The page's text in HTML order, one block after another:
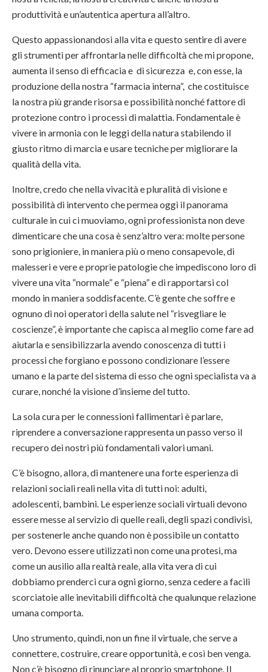
produttività e un’autentica apertura all’altro.
Questo appassionandosi alla vita e questo sentire di avere
gli strumenti per affrontarla nelle difficoltà che mi propone,
aumenta il senso di efficacia e di sicurezza e, con esse, la
produzione della nostra “farmacia interna”, che costituisce
la nostra più grande risorsa e possibilità nonché fattore di
protezione contro i processi di malattia. Fondamentale è
vivere in armonia con le leggi della natura stabilendo il
giusto ritmo di marcia e usare tecniche per migliorare la
qualità della vita.
Inoltre, credo che nella vivacità e pluralità di visione e
possibilità di intervento che permea oggi il panorama
culturale in cui ci muoviamo, ogni professionista non deve
dimenticare che una cosa è senz’altro vera: molte persone
sono prigioniere, in maniera più o meno consapevole, di
malesseri e vere e proprie patologie che impediscono loro di
vivere una vita “normale” e “piena” e di rapportarsi col
mondo in maniera soddisfacente. C’è gente che soffre e
ognuno di noi operatori della salute nel “risvegliare le
coscienze”, è importante che capisca al meglio come fare ad
aiutarla e sensibilizzarla avendo conoscenza di tutti i
processi che forgiano e possono condizionare l’essere
umano e la parte del sistema di esso che ogni specialista va a
curare, nonché la visione d’insieme del tutto.
La sola cura per le connessioni fallimentari è parlare,
riprendere a conversazione rappresenta un passo verso il
recupero dei nostri più fondamentali valori umani.
C’è bisogno, allora, di mantenere una forte esperienza di
relazioni sociali reali nella vita di tutti noi: adulti,
adolescenti, bambini. Le esperienze sociali virtuali devono
essere messe al servizio di quelle reali, degli spazi condivisi,
per sostenerle anche quando non è possibile un contatto
vero. Devono essere utilizzati non come una protesi, ma
come un ausilio alla realtà reale, alla vita vera di cui
dobbiamo prenderci cura ogni giorno, senza cedere a facili
scorciatoie alle inevitabili difficoltà che qualunque relazione
umana comporta.
Uno strumento, quindi, non un fine il virtuale, che serve a
connettere, costruire, creare opportunità, e così ben venga.
Non c’è bisogno di rinunciare al proprio smartphone. Il